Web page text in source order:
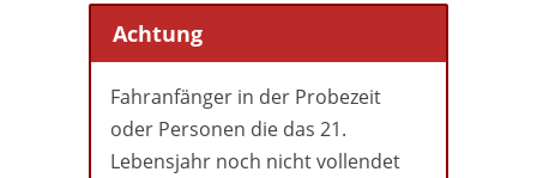
Achtung
Fahranfänger in der Probezeit
oder Personen die das 21.
Lebensjahr noch nicht vollendet